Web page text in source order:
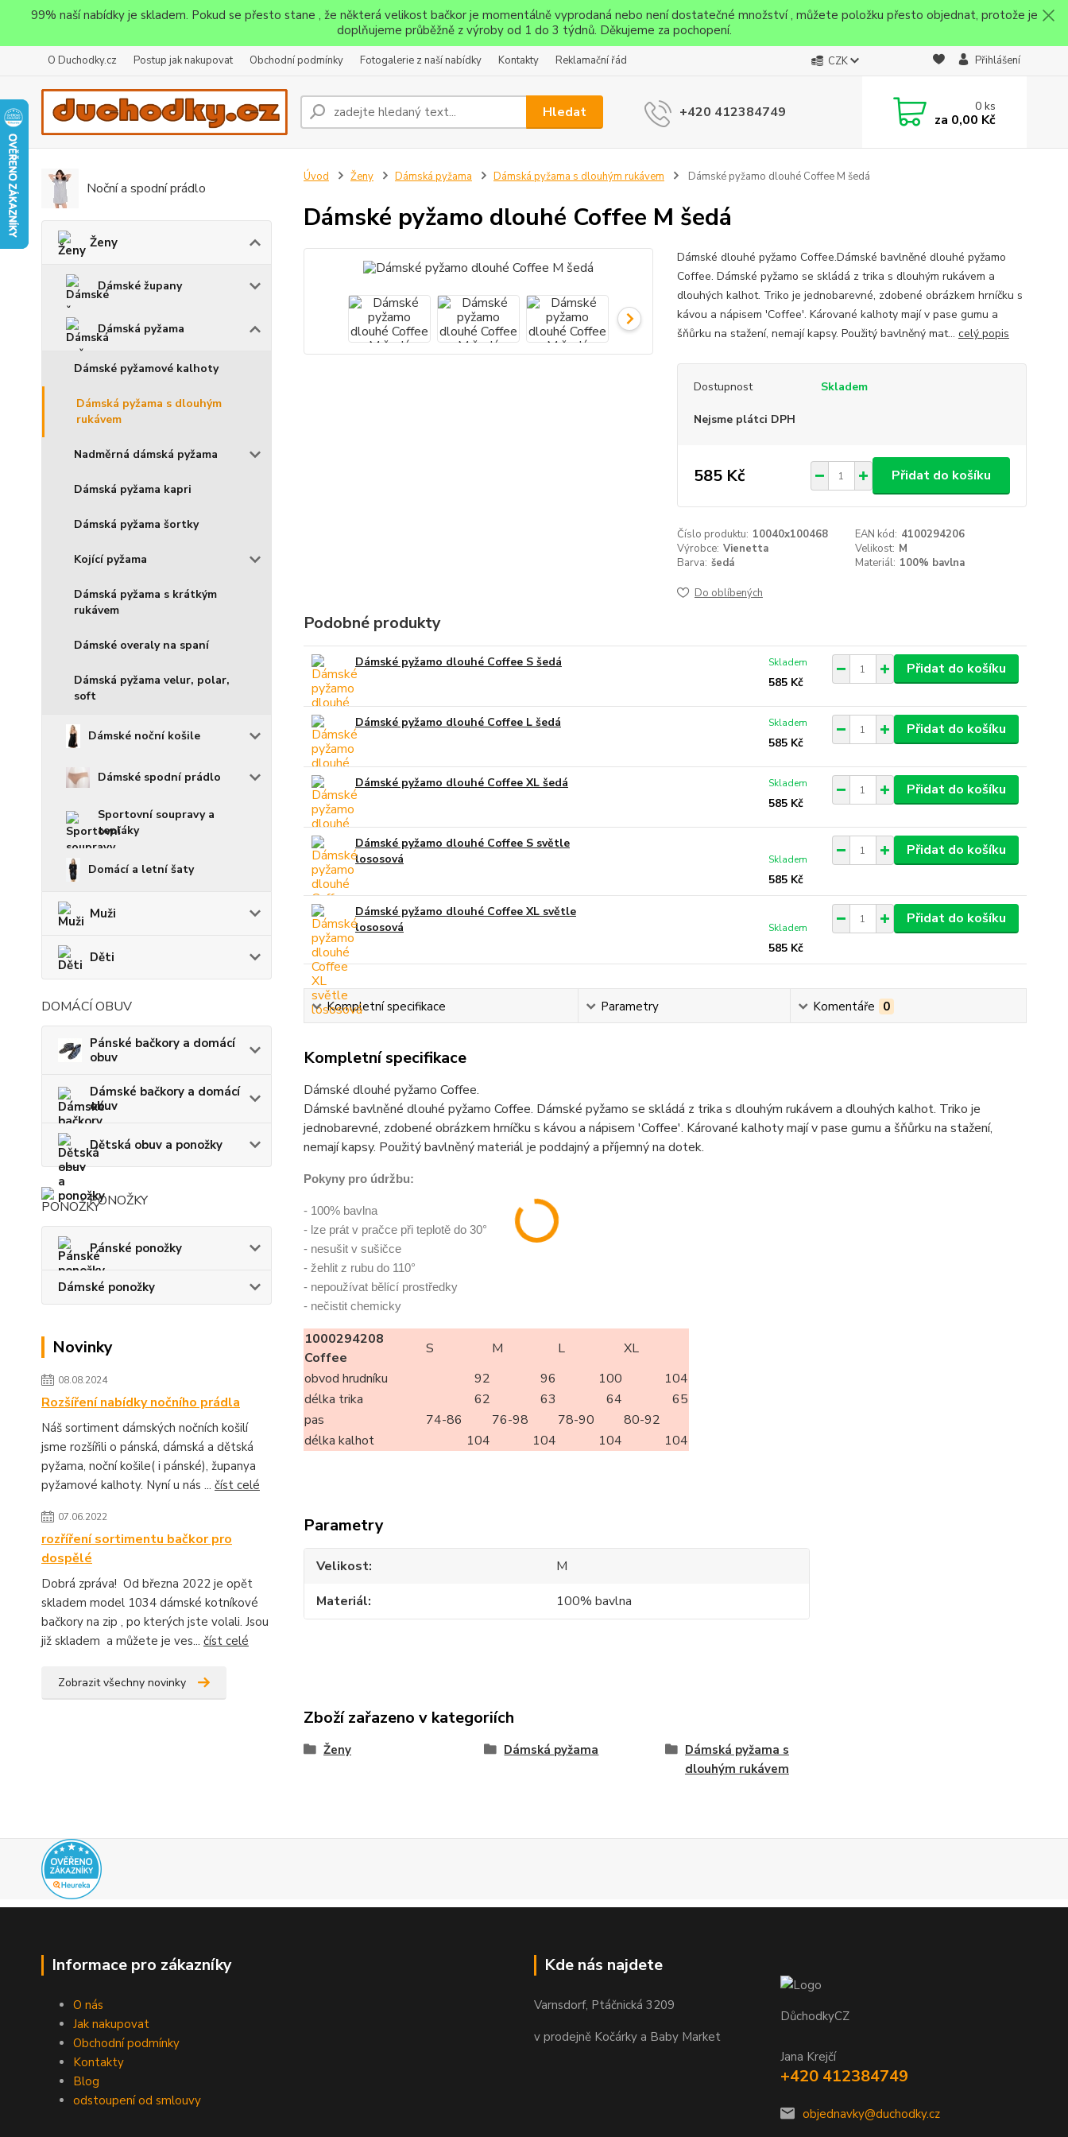
99% naší nabídky je skladem. Pokud se přesto stane , že některá velikost bačkor je momentálně vyprodaná nebo není dostatečné množství , můžete položku přesto objednat, protože je
doplňujeme průběžně z výroby od 1 do 3 týdnů. Děkujeme za pochopení.
O Duchodky.cz Postup jak nakupovat Obchodní podmínky Fotogalerie z naší nabídky Kontakty Reklamační řád CZK Přihlášení
Hledat +420 412384749 0ks
za 0,00 Kč
Noční a spodní prádlo
Ženy
Dámské župany
Dámská pyžama
Dámské pyžamové kalhoty
Dámská pyžama s dlouhým
rukávem
Nadměrná dámská pyžama
Dámská pyžama kapri
Dámská pyžama šortky
Kojící pyžama
Dámská pyžama s krátkým
rukávem
Dámské overaly na spaní
Dámská pyžama velur, polar,
soft
Dámské noční košile
Dámské spodní prádlo
Sportovní soupravy a
tepláky
Domácí a letní šaty
Muži
Děti
DOMÁCÍ OBUV
Pánské bačkory a domácí
obuv
Dámské bačkory a domácí
obuv
Dětská obuv a ponožky
PONOŽKY
Pánské ponožky
Dámské ponožky
Novinky
08.08.2024
Rozšíření nabídky nočního prádla
Náš sortiment dámských nočních košilí
jsme rozšířili o pánská, dámská a dětská
pyžama, noční košile( i pánské), županya
pyžamové kalhoty. Nyní u nás ... číst celé
07.06.2022
rozříření sortimentu bačkor pro
dospělé
Dobrá zpráva! Od března 2022 je opět
skladem model 1034 dámské kotníkové
bačkory na zip , po kterých jste volali. Jsou
již skladem a můžete je ves... číst celé
Zobrazit všechny novinky
Úvod Ženy Dámská pyžama Dámská pyžama s dlouhým rukávem Dámské pyžamo dlouhé Coffee M šedá
Dámské pyžamo dlouhé Coffee M šedá
Dámské dlouhé pyžamo Coffee.Dámské bavlněné dlouhé pyžamo
Coffee. Dámské pyžamo se skládá z trika s dlouhým rukávem a
dlouhých kalhot. Triko je jednobarevné, zdobené obrázkem hrníčku s
kávou a nápisem 'Coffee'. Kárované kalhoty mají v pase gumu a
šňůrku na stažení, nemají kapsy. Použitý bavlněný mat... celý popis
Dostupnost Skladem
Nejsme plátci DPH
585 Kč Přidat do košíku
Číslo produktu: 10040x100468 EAN kód: 4100294206
Výrobce: Vienetta Velikost: M
Barva: šedá Materiál: 100% bavlna
Do oblíbených
Podobné produkty
Dámské pyžamo dlouhé Coffee S šedá
585 Kč
Skladem Přidat do košíku
Dámské pyžamo dlouhé Coffee L šedá
585 Kč
Skladem Přidat do košíku
Dámské pyžamo dlouhé Coffee XL šedá
585 Kč
Skladem Přidat do košíku
Dámské pyžamo dlouhé Coffee S světle
lososová
585 Kč
Skladem
Přidat do košíku
Dámské pyžamo dlouhé Coffee XL světle
lososová
585 Kč
Skladem
Přidat do košíku
Kompletní specifikace Parametry Komentáře 0
Kompletní specifikace
Dámské dlouhé pyžamo Coffee.
Dámské bavlněné dlouhé pyžamo Coffee. Dámské pyžamo se skládá z trika s dlouhým rukávem a dlouhých kalhot. Triko je
jednobarevné, zdobené obrázkem hrníčku s kávou a nápisem 'Coffee'. Kárované kalhoty mají v pase gumu a šňůrku na stažení,
nemají kapsy. Použitý bavlněný materiál je poddajný a příjemný na dotek.
Pokyny pro údržbu:
- 100% bavlna
- lze prát v pračce při teplotě do 30°
- nesušit v sušičce
- žehlit z rubu do 110°
- nepoužívat bělící prostředky
- nečistit chemicky
1000294208
Coffee
S M L
XL
obvod hrudníku
92 96 100
104
délka trika
62 63 64
65
pas
74-86 76-98 78-90
80-92
délka kalhot
104 104 104 104
Parametry
Velikost
M
Materiál
100% bavlna
Zboží zařazeno v kategoriích
Ženy Dámská pyžama
Dámská pyžama s
dlouhým rukávem
Informace pro zákazníky
O nás
Jak nakupovat
Obchodní podmínky
Kontakty
Blog
odstoupení od smlouvy
Kde nás najdete
Varnsdorf, Ptáčnická 3209
v prodejně Kočárky a Baby Market
DůchodkyCZ
Jana Krejčí
+420 412384749
objednavky@duchodky.cz